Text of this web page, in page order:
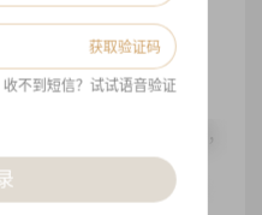
延
：T(开放日)-1交易日15:00
获取验证码
收不到短信？试试语音验证